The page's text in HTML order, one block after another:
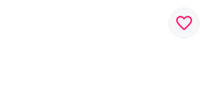
favorite_border